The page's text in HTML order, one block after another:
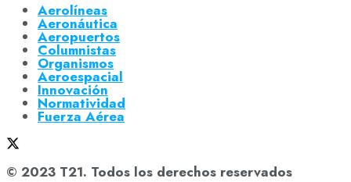
Aerolíneas
Aeronáutica
Aeropuertos
Columnistas
Organismos
Aeroespacial
Innovación
Normatividad
Fuerza Aérea
© 2023 T21. Todos los derechos reservados